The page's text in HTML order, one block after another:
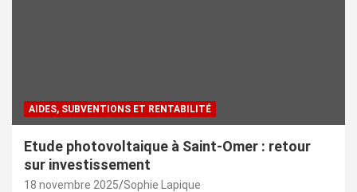
AIDES, SUBVENTIONS ET RENTABILITÉ
Etude photovoltaique à Saint-Omer : retour
sur investissement
18 novembre 2025 Sophie Lapique